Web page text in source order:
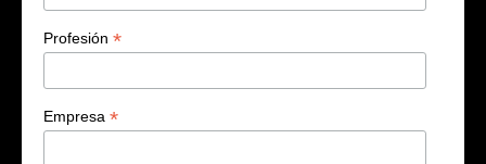
Profesión *
Empresa *